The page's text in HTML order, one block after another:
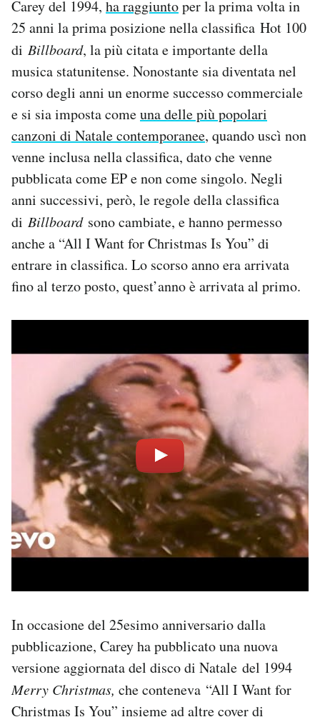
AREA PERSONALE
Area Personale
Newsletter
Notifiche mobile
Regala il Post
Hai bisogno di aiuto?
Esci
Carey del 1994, ha raggiuntoper la prima volta in
25 anni la prima posizione nella classifica Hot 100
di Billboard, la più citata e importante della
musica statunitense. Nonostante sia diventata nel
corso degli anni un enorme successo commerciale
e si sia imposta comeuna delle più popolari
canzoni di Natale contemporanee, quando uscì non
venne inclusa nella classifica, dato che venne
pubblicata come EP e non come singolo. Negli
anni successivi, però, le regole della classifica
di Billboard sono cambiate, e hanno permesso
anche a “All I Want for Christmas Is You” di
entrare in classifica. Lo scorso anno era arrivata
fino al terzo posto, quest’anno è arrivata al primo.
In occasione del 25esimo anniversario dalla
pubblicazione, Carey ha pubblicato una nuova
versione aggiornata del disco di Natale del 1994
Merry Christmas, che conteneva “All I Want for
Christmas Is You” insieme ad altre cover di